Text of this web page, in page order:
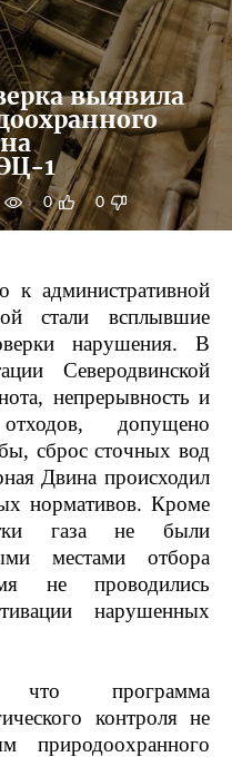
выявила
1
0 0
административной
стали всплывшие
нарушения. В
Северодвинской
непрерывность и
допущено
сброс сточных вод
Двина происходил
нормативов. Кроме
газа не были
местами отбора
не проводились
нарушенных
что программа
контроля не
природоохранного